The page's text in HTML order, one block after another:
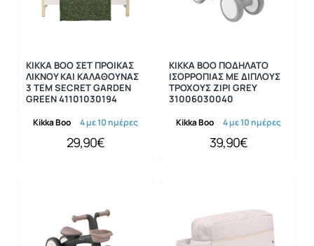
Kikka Boo 4 με 10 ημέρες
KIKKA BOO ΣΕΤ ΠΡΟΙΚΑΣ
ΛΙΚΝΟΥ ΚΑΙ ΚΑΛΑΘΟΥΝΑΣ
3 ΤΕΜ SECRET GARDEN
GREEN 41101030194
29,90€
Kikka Boo 4 με 10 ημέρες
KIKKA BOO ΠΟΔΗΛΑΤΟ
ΙΣΟΡΡΟΠΙΑΣ ΜΕ ΔΙΠΛΟΥΣ
ΤΡΟΧΟΥΣ ZIPI GREY
31006030040
39,90€